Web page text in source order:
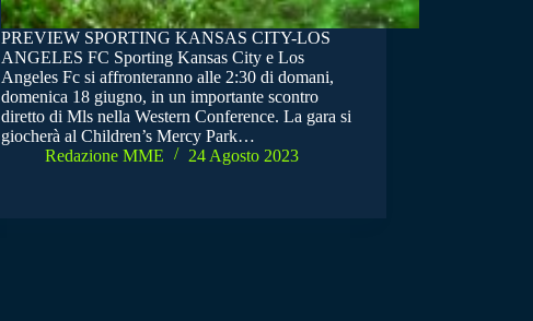
PREVIEW SPORTING KANSAS CITY-LOS
ANGELES FC Sporting Kansas City e Los
Angeles Fc si affronteranno alle 2:30 di domani,
domenica 18 giugno, in un importante scontro
diretto di Mls nella Western Conference. La gara si
giocherà al Children’s Mercy Park…
Redazione MME
24 Agosto 2023